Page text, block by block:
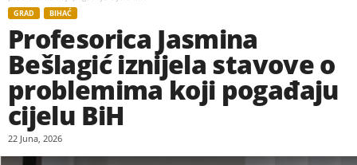
GRAD BIHAĆ
Profesorica Jasmina
Bešlagić iznijela stavove o
problemima koji pogađaju
cijelu BiH
22 Juna, 2026